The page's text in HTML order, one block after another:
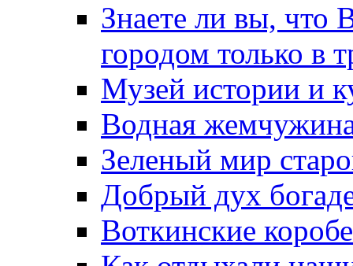
Знаете ли вы, что
городом только в
Музей истории и
Водная
Зеленый мир
Добрый дух
Воткинские